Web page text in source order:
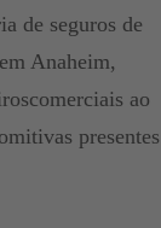
de seguros de
Anaheim,
ao
presentes